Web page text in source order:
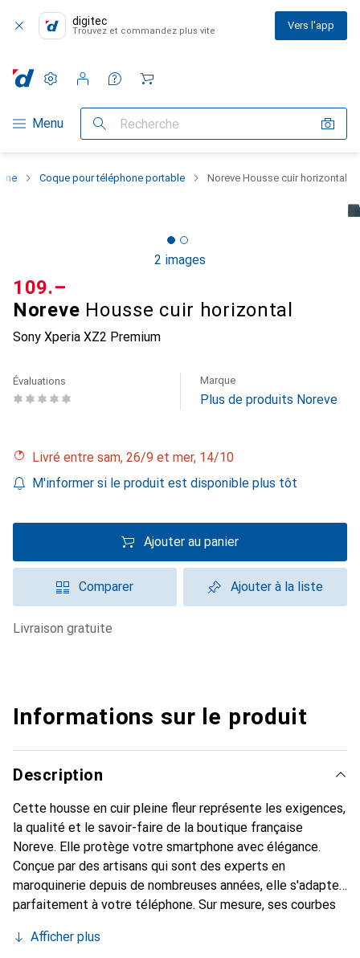
digitec
Trouvez et commandez plus vite Vers l'app
Navigation par catégorie
Menu Recherche
Paramètres
Compte client
Listes de comparaison
Listes d'envies
Panier
Coque pour téléphone portable Noreve Housse cuir horizontal
2 images
Noreve Housse cuir horizontal
Sony Xperia XZ2 Premium
CHF
109.–
Évaluations Marque
Plus de produits Noreve
Livré entre sam, 26/9 et mer, 14/10
M'informer si le produit est disponible plus tôt
Ajouter au panier
Comparer Ajouter à la liste
livraison gratuite
Informations sur le produit
Description
Cette housse en cuir pleine fleur représente les exigences,
la qualité et le savoir-faire de la boutique française
Noreve. Elle protège votre smartphone avec élégance.
Conçue par des artisans qui sont des experts en
maroquinerie depuis de nombreuses années, elle s'adapte
parfaitement à votre téléphone. Sur mesure, ses courbes
devient l'accessoire chic et indispensable pour votre
Afficher plus